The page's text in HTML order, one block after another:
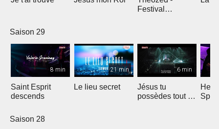
Festival
Saison 29
8 min
Saint Esprit
descends
21 min
Le lieu secret
6 min
Jésus tu
possèdes tout en
He
Saison 28